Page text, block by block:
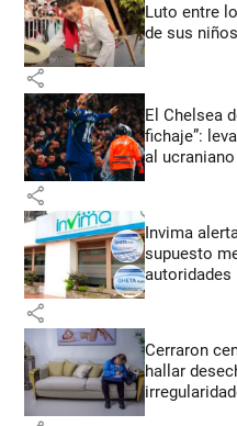
Luto entre
de sus
share
El Chelsea
fichaje”:
al
share
Invima
supuesto
autoridades
share
Cerraron
hallar